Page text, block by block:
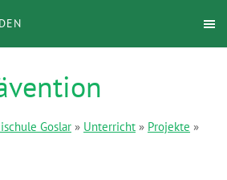
Goslar » Unterricht » Projekte »